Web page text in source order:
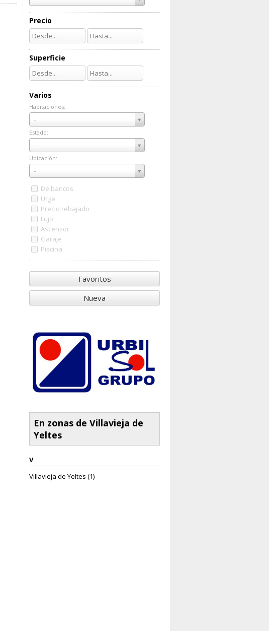
Precio
Superficie
Varios
Habitaciones:
-
Habitaciones:
Estado:
-
Estado:
Ubicación:
-
Ubicación:
De bancos
Urge
Precio rebajado
Lujo
Ascensor
Garaje
Piscina
Favoritos
Nueva
En zonas de Villavieja de
Yeltes
V
Villavieja de Yeltes (1)